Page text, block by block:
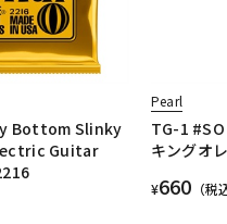
Bottom Slinky
Guitar
Pearl
TG-1
キングオ
¥660 （税